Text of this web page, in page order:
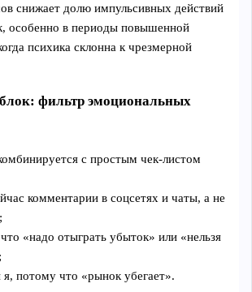
снижает долю импульсивных действий
особенно в периоды повышенной
психика склонна к чрезмерной
фильтр эмоциональных
с простым чек-листом
комментарии в соцсетях и чаты, а не
«надо отыграть убыток» или «нельзя
потому что «рынок убегает».